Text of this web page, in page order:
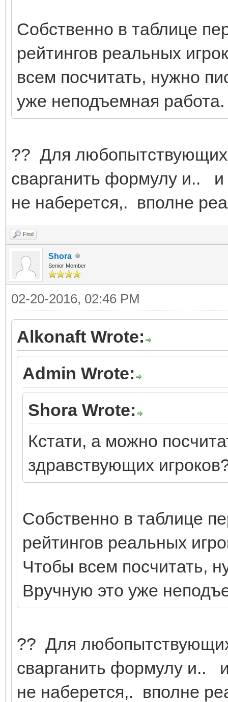
Собственно в таблице
рейтингов реальных
всем посчитать, нужно
уже неподъемная работа.
?? Для любопытствующих
сварганить формулу и.. и
не наберется,. вполне
Find
Shora
Senior Member
02-20-2016, 02:46 PM
Alkonaft Wrote:
Admin Wrote:
Shora Wrote:
Кстати, а можно
здравствующих
Собственно в таблице
рейтингов реальных
Чтобы всем посчитать,
Вручную это уже
?? Для
сварганить формулу и..
не наберется,. вполне